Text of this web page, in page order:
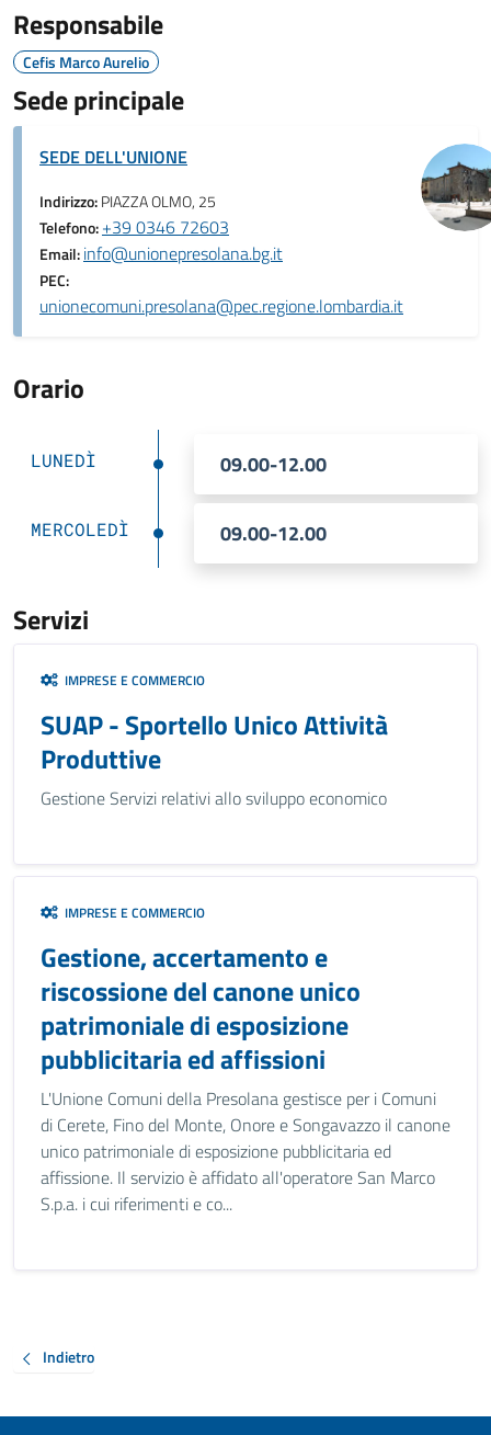
Responsabile
Cefis Marco Aurelio
Sede principale
SEDE DELL'UNIONE
Indirizzo:PIAZZA OLMO, 25
Telefono:+39 0346 72603
Email:info@unionepresolana.bg.it
PEC:
unionecomuni.presolana@pec.regione.lombardia.it
Orario
LUNEDÌ 09.00-12.00
MERCOLEDÌ 09.00-12.00
Servizi
IMPRESE E COMMERCIO
SUAP - Sportello Unico Attività
Produttive
Gestione Servizi relativi allo sviluppo economico
IMPRESE E COMMERCIO
Gestione, accertamento e
riscossione del canone unico
patrimoniale di esposizione
pubblicitaria ed affissioni
L'Unione Comuni della Presolana gestisce per i Comuni
di Cerete, Fino del Monte, Onore e Songavazzo il canone
unico patrimoniale di esposizione pubblicitaria ed
affissione. Il servizio è affidato all'operatore San Marco
S.p.a. i cui riferimenti e co...
Indietro